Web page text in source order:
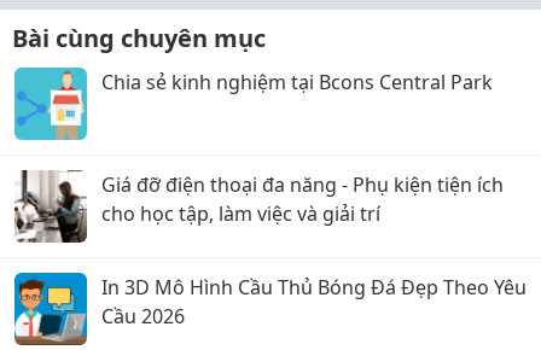
Bài cùng chuyên mục
Chia sẻ kinh nghiệm tại Bcons Central Park
Giá đỡ điện thoại đa năng - Phụ kiện tiện ích
cho học tập, làm việc và giải trí
In 3D Mô Hình Cầu Thủ Bóng Đá Đẹp Theo Yêu
Cầu 2026